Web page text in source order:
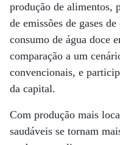
produção de alimentos,
de emissões de gases
consumo de água doce
comparação a um
convencionais, e
da capital.
Com produção mais
saudáveis se tornam